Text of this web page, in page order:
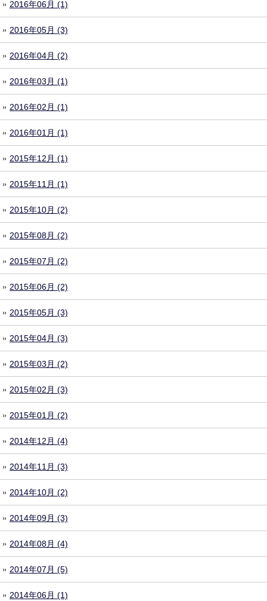
2016年06月 (1)
2016年05月 (3)
2016年04月 (2)
2016年03月 (1)
2016年02月 (1)
2016年01月 (1)
2015年12月 (1)
2015年11月 (1)
2015年10月 (2)
2015年08月 (2)
2015年07月 (2)
2015年06月 (2)
2015年05月 (3)
2015年04月 (3)
2015年03月 (2)
2015年02月 (3)
2015年01月 (2)
2014年12月 (4)
2014年11月 (3)
2014年10月 (2)
2014年09月 (3)
2014年08月 (4)
2014年07月 (5)
2014年06月 (1)